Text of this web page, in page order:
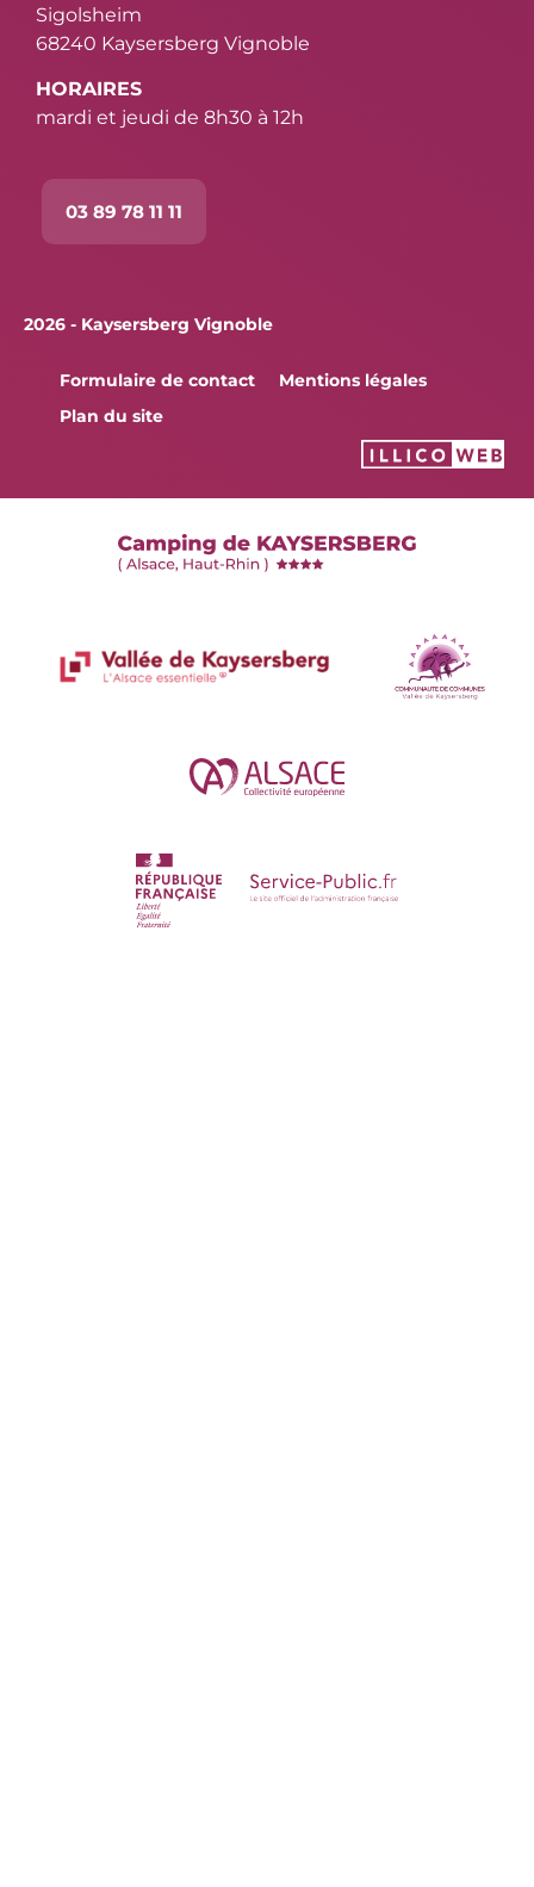
Sigolsheim
68240 Kaysersberg Vignoble
HORAIRES
mardi et jeudi de 8h30 à 12h
03 89 78 11 11
2026 - Kaysersberg Vignoble
Formulaire de contact
Mentions légales
Plan du site